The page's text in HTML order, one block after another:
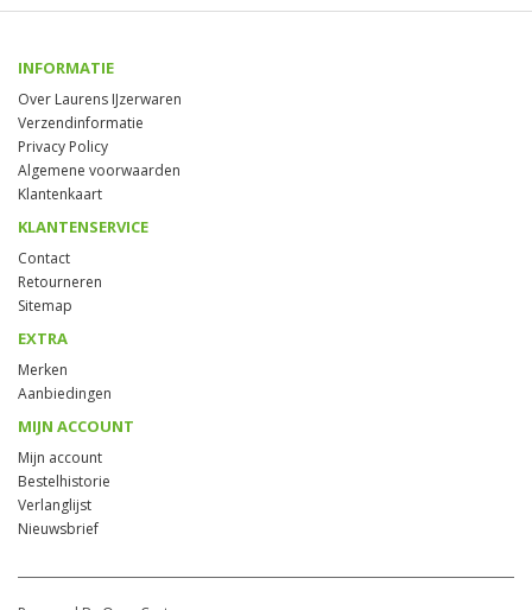
INFORMATIE
Over Laurens IJzerwaren
Verzendinformatie
Privacy Policy
Algemene voorwaarden
Klantenkaart
KLANTENSERVICE
Contact
Retourneren
Sitemap
EXTRA
Merken
Aanbiedingen
MIJN ACCOUNT
Mijn account
Bestelhistorie
Verlanglijst
Nieuwsbrief